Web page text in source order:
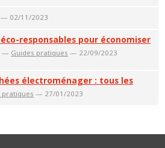
— 02/11/2023
éco-responsables pour économiser
— Guides pratiques — 22/09/2023
électroménager : tous les
pratiques — 27/01/2023